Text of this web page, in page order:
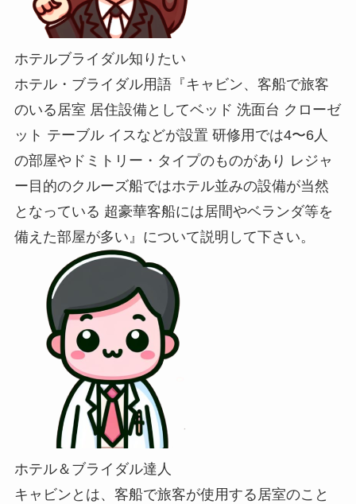
ホテルブライダル知りたい
ホテル・ブライダル用語『キャビン、客船で旅客
のいる居室 居住設備としてベッド 洗面台 クローゼ
ット テーブル イスなどが設置 研修用では4〜6人
の部屋やドミトリー・タイプのものがあり レジャ
ー目的のクルーズ船ではホテル並みの設備が当然
となっている 超豪華客船には居間やベランダ等を
備えた部屋が多い』について説明して下さい。
ホテル＆ブライダル達人
キャビンとは、客船で旅客が使用する居室のこと